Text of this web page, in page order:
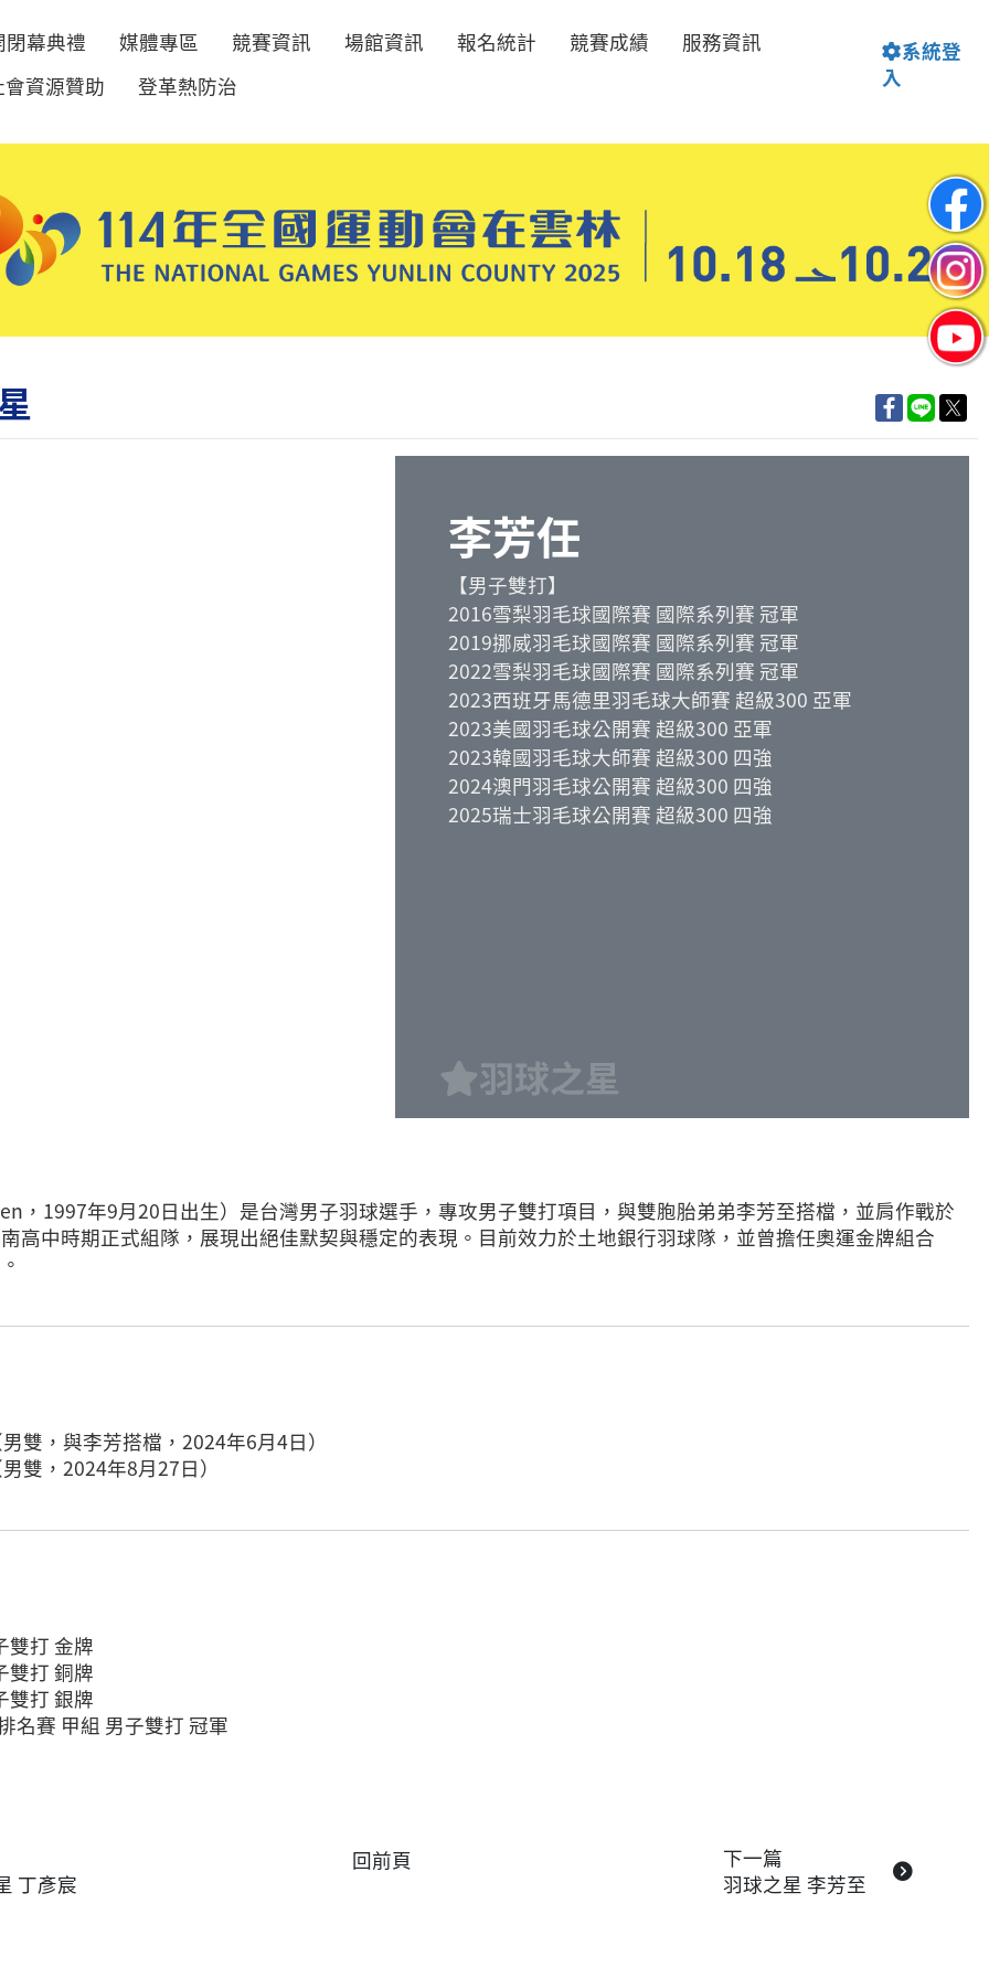
閉幕典禮 媒體專區 競賽資訊 場館資訊 報名統計 競賽成績
服務資訊
會資源贊助
登革熱防治
系統登
入
李芳任
【男子雙打】
2016雪梨羽毛球國際賽 國際系列賽 冠軍
2019挪威羽毛球國際賽 國際系列賽 冠軍
2022雪梨羽毛球國際賽 國際系列賽 冠軍
2023西班牙馬德里羽毛球大師賽 超級300 亞軍
2023美國羽毛球公開賽 超級300 亞軍
2023韓國羽毛球大師賽 超級300 四強
2024澳門羽毛球公開賽 超級300 四強
2025瑞士羽毛球公開賽 超級300 四強
羽球之星
，1997年9月20日出生）是台灣男子羽球選手，專攻男子雙打項目，與雙胞胎弟弟李芳至搭檔，並肩作戰於
高中時期正式組隊，展現出絕佳默契與穩定的表現。目前效力於土地銀行羽球隊，並曾擔任奧運金牌組合
雙，與李芳搭檔，2024年6月4日）
雙，2024年8月27日）
雙打 金牌
雙打 銅牌
雙打 銀牌
名賽 甲組 男子雙打 冠軍
丁彥宸
回前頁
下一篇
羽球之星 李芳至